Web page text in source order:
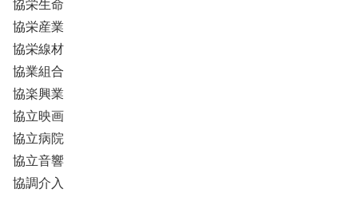
協栄生命
協栄産業
協栄線材
協業組合
協楽興業
協立映画
協立病院
協立音響
協調介入